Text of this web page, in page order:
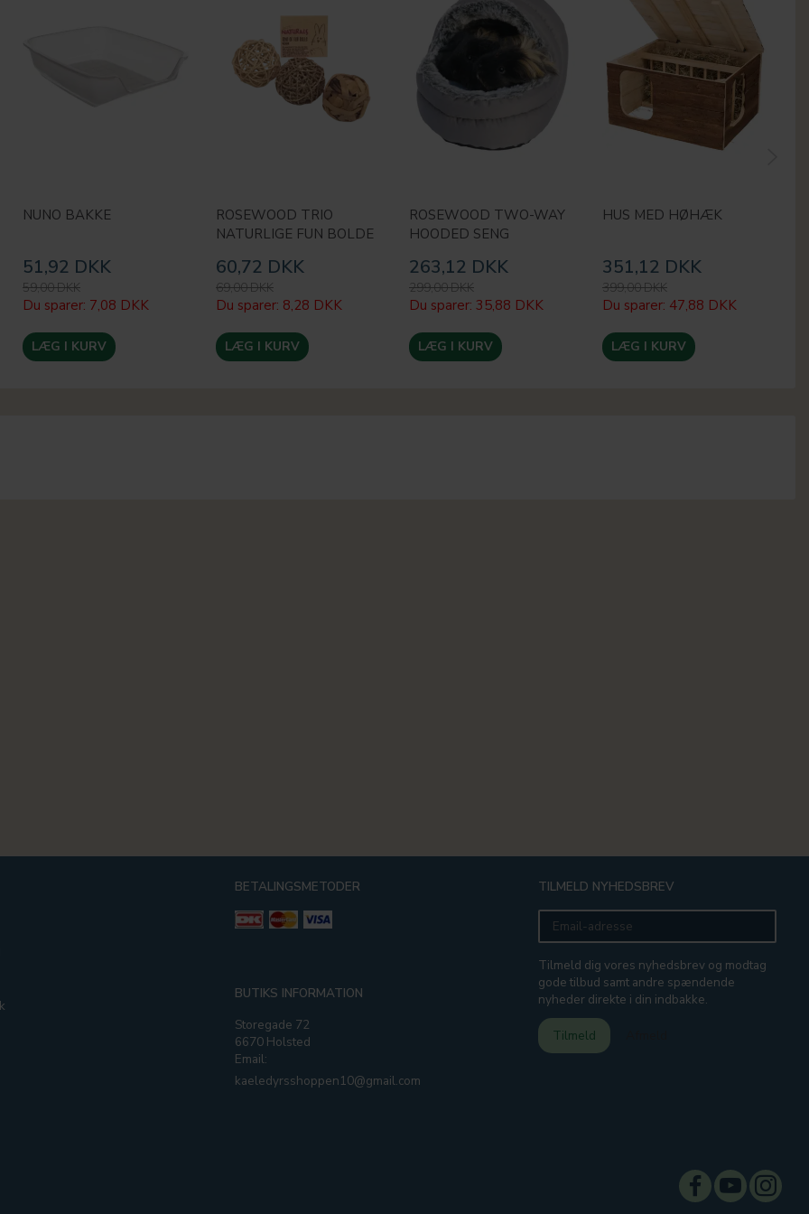
NUNO BAKKE
51,92 DKK
59,00 DKK
Du sparer: 7,08 DKK
LÆG I KURV
ROSEWOOD TRIO
NATURLIGE FUN BOLDE
60,72 DKK
69,00 DKK
Du sparer: 8,28 DKK
LÆG I KURV
ROSEWOOD TWO-WAY
HOODED SENG
263,12 DKK
299,00 DKK
Du sparer: 35,88 DKK
LÆG I KURV
HUS MED HØHÆK
351,12 DKK
399,00 DKK
Du sparer: 47,88 DKK
LÆG I KURV
BETALINGSMETODER
BUTIKS INFORMATION
Storegade 72
6670 Holsted
Email:
kaeledyrsshoppen10@gmail.com
TILMELD NYHEDSBREV
Email-
adresse
Tilmeld dig vores nyhedsbrev og modtag
gode tilbud samt andre spændende
nyheder direkte i din indbakke.
Tilmeld